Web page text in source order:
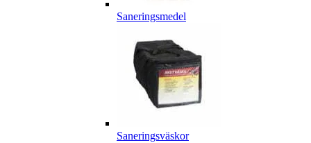
Saneringsmedel
Saneringsväskor